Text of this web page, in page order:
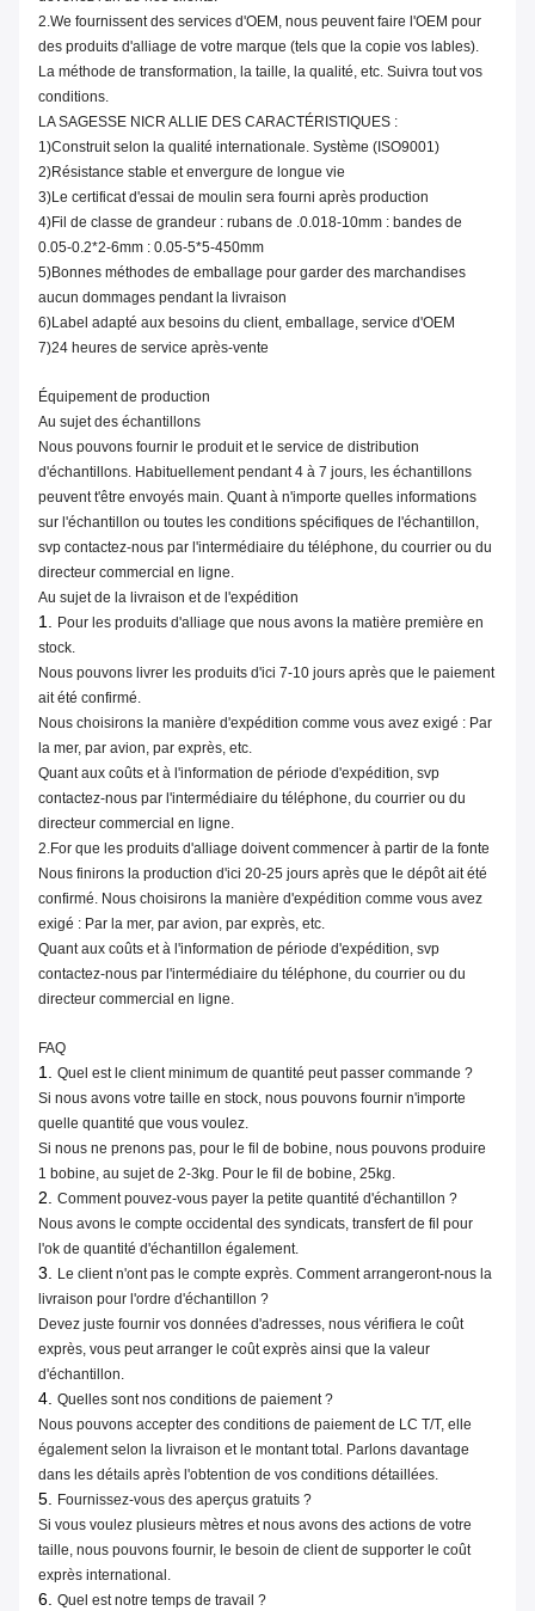
2.We fournissent des services d'OEM, nous peuvent faire l'OEM pour
des produits d'alliage de votre marque (tels que la copie vos lables).
La méthode de transformation, la taille, la qualité, etc. Suivra tout vos
conditions.
LA SAGESSE NICR ALLIE DES CARACTÉRISTIQUES :
1)Construit selon la qualité internationale. Système (ISO9001)
2)Résistance stable et envergure de longue vie
3)Le certificat d'essai de moulin sera fourni après production
4)Fil de classe de grandeur : rubans de .0.018-10mm : bandes de
0.05-0.2*2-6mm : 0.05-5*5-450mm
5)Bonnes méthodes de emballage pour garder des marchandises
aucun dommages pendant la livraison
6)Label adapté aux besoins du client, emballage, service d'OEM
7)24 heures de service après-vente
Équipement de production
Au sujet des échantillons
Nous pouvons fournir le produit et le service de distribution
d'échantillons. Habituellement pendant 4 à 7 jours, les échantillons
peuvent t'être envoyés main. Quant à n'importe quelles informations
sur l'échantillon ou toutes les conditions spécifiques de l'échantillon,
svp contactez-nous par l'intermédiaire du téléphone, du courrier ou du
directeur commercial en ligne.
Au sujet de la livraison et de l'expédition
1. Pour les produits d'alliage que nous avons la matière première en
stock.
Nous pouvons livrer les produits d'ici 7-10 jours après que le paiement
ait été confirmé.
Nous choisirons la manière d'expédition comme vous avez exigé : Par
la mer, par avion, par exprès, etc.
Quant aux coûts et à l'information de période d'expédition, svp
contactez-nous par l'intermédiaire du téléphone, du courrier ou du
directeur commercial en ligne.
2.For que les produits d'alliage doivent commencer à partir de la fonte
Nous finirons la production d'ici 20-25 jours après que le dépôt ait été
confirmé. Nous choisirons la manière d'expédition comme vous avez
exigé : Par la mer, par avion, par exprès, etc.
Quant aux coûts et à l'information de période d'expédition, svp
contactez-nous par l'intermédiaire du téléphone, du courrier ou du
directeur commercial en ligne.
FAQ
1. Quel est le client minimum de quantité peut passer commande ?
Si nous avons votre taille en stock, nous pouvons fournir n'importe
quelle quantité que vous voulez.
Si nous ne prenons pas, pour le fil de bobine, nous pouvons produire
1 bobine, au sujet de 2-3kg. Pour le fil de bobine, 25kg.
2. Comment pouvez-vous payer la petite quantité d'échantillon ?
Nous avons le compte occidental des syndicats, transfert de fil pour
l'ok de quantité d'échantillon également.
3. Le client n'ont pas le compte exprès. Comment arrangeront-nous la
livraison pour l'ordre d'échantillon ?
Devez juste fournir vos données d'adresses, nous vérifiera le coût
exprès, vous peut arranger le coût exprès ainsi que la valeur
d'échantillon.
4. Quelles sont nos conditions de paiement ?
Nous pouvons accepter des conditions de paiement de LC T/T, elle
également selon la livraison et le montant total. Parlons davantage
dans les détails après l'obtention de vos conditions détaillées.
5. Fournissez-vous des aperçus gratuits ?
Si vous voulez plusieurs mètres et nous avons des actions de votre
taille, nous pouvons fournir, le besoin de client de supporter le coût
exprès international.
6. Quel est notre temps de travail ?